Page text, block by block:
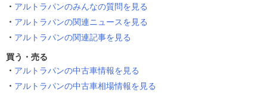
アルトラパンのみんなの質問を見る
アルトラパンの関連ニュースを見る
アルトラパンの関連記事を見る
買う・売る
アルトラパンの中古車情報を見る
アルトラパンの中古車相場情報を見る